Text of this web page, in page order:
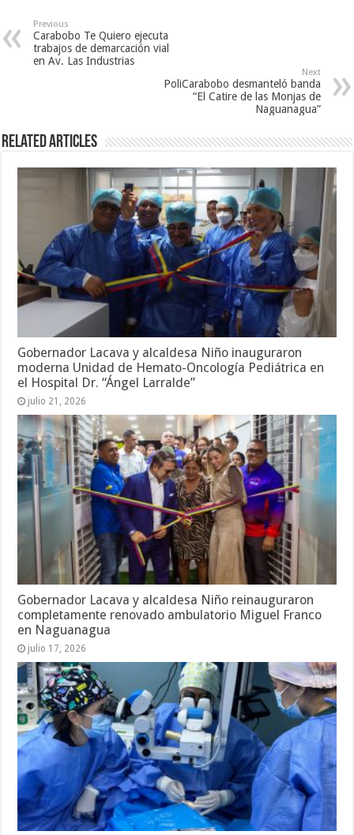
Previous
Carabobo Te Quiero ejecuta
trabajos de demarcación vial
en Av. Las Industrias
Next
PoliCarabobo desmanteló banda
“El Catire de las Monjas de
Naguanagua”
Related Articles
Gobernador Lacava y alcaldesa Niño inauguraron
moderna Unidad de Hemato-Oncología Pediátrica en
el Hospital Dr. “Ángel Larralde”
julio 21, 2026
Gobernador Lacava y alcaldesa Niño reinauguraron
completamente renovado ambulatorio Miguel Franco
en Naguanagua
julio 17, 2026